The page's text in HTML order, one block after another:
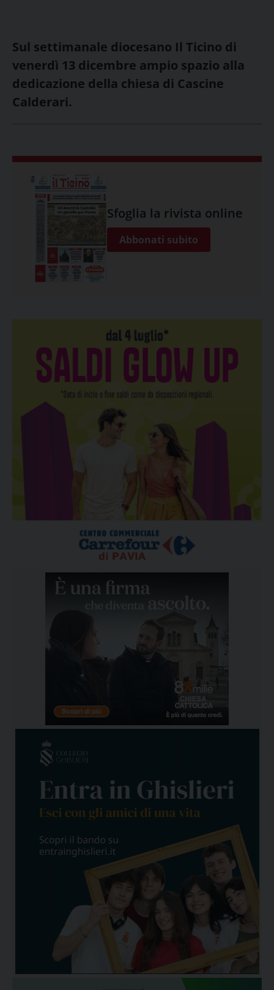
Sul settimanale diocesano Il Ticino di
venerdì 13 dicembre ampio spazio alla
dedicazione della chiesa di Cascine
Calderari.
Sfoglia la rivista online
Abbonati subito